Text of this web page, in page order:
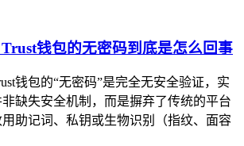
钱包的无密码到底是怎么回事
钱包的“无密码”是完全无安全验证，实
缺失安全机制，而是摒弃了传统的平台
助记词、私钥或生物识别（指纹、面容